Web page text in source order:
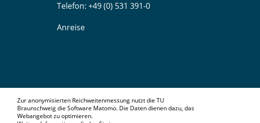
Telefon: +49 (0) 531 391-0
Anreise
Zur anonymisierten Reichweitenmessung nutzt die TU
Braunschweig die Software Matomo. Die Daten dienen dazu, das
Webangebot zu optimieren.